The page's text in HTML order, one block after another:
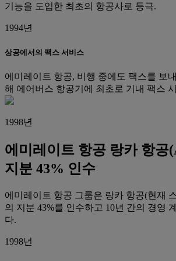
기능을 도입한 최초의 항공사로 등극.
1994년
상공에서의 팩스 서비스
에미레이트 항공, 비행 중에도 팩스를 보
해 에어버스 항공기에 최초로 기내 팩스
1998년
에미레이트 항공 랑카 항공
지분 43% 인수
에미레이트 항공 그룹은 랑카 항공(현재
의 지분 43%를 인수하고 10년 간의 경영
다.
1998년